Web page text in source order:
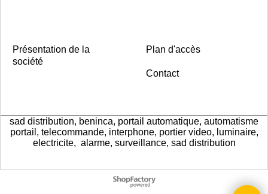
Présentation de la
société
Plan d'accès
Contact
sad distribution, beninca, portail automatique, automatisme
portail, telecommande, interphone, portier video, luminaire,
electricite, alarme, surveillance, sad distribution
Boutique en ligne créés
avec le logiciel